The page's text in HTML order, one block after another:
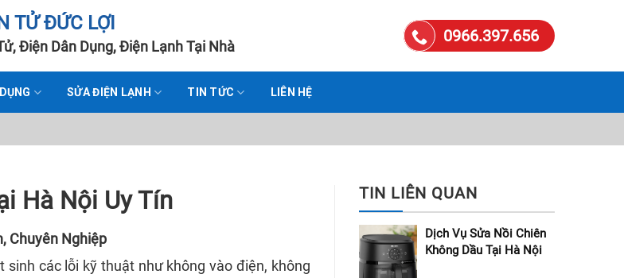
TỬ ĐỨC LỢI
Điện Dân Dụng, Điện Lạnh Tại Nhà
0966.397.656
SỬA ĐIỆN LẠNH TIN TỨC LIÊN HỆ
Hà Nội Uy Tín
Chuyên Nghiệp
các lỗi kỹ thuật như không vào điện, không
TIN LIÊN QUAN
Dịch Vụ Sửa Nồi Chiên
Không Dầu Tại Hà Nội